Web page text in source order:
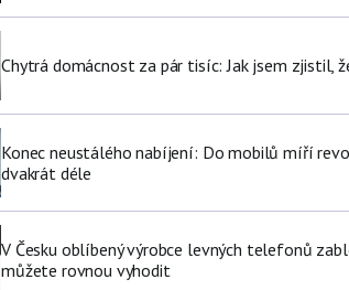
Chytrá domácnost za pár tisíc: Jak jsem zjistil,
Konec neustálého nabíjení: Do mobilů míří
dvakrát déle
V Česku oblíbený výrobce levných telefonů
můžete rovnou vyhodit